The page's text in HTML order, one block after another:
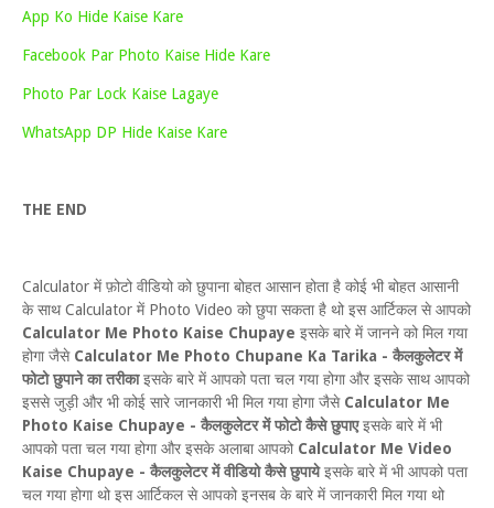
App Ko Hide Kaise Kare
Facebook Par Photo Kaise Hide Kare
Photo Par Lock Kaise Lagaye
WhatsApp DP Hide Kaise Kare
THE END
Calculator में फ़ोटो वीडियो को छुपाना बोहत आसान होता है कोई भी बोहत आसानी
के साथ Calculator में Photo Video को छुपा सकता है थो इस आर्टिकल से आपको
Calculator Me Photo Kaise Chupaye इसके बारे में जानने को मिल गया
होगा जैसे Calculator Me Photo Chupane Ka Tarika - कैलकुलेटर में
फोटो छुपाने का तरीकाइसके बारे में आपको पता चल गया होगा और इसके साथ आपको
इससे जुड़ी और भी कोई सारे जानकारी भी मिल गया होगा जैसे Calculator Me
Photo Kaise Chupaye - कैलकुलेटर में फोटो कैसे छुपाएइसके बारे में भी
आपको पता चल गया होगा और इसके अलाबा आपको Calculator Me Video
Kaise Chupaye - कैलकुलेटर में वीडियो कैसे छुपायेइसके बारे में भी आपको पता
चल गया होगा थो इस आर्टिकल से आपको इनसब के बारे में जानकारी मिल गया थो